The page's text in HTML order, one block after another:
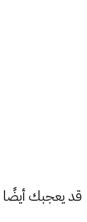
قد يعجبك أيضًا